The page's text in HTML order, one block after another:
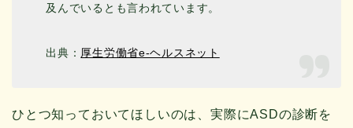
及んでいるとも言われています。
出典： 厚生労働省e-ヘルスネット
ひとつ知っておいてほしいのは、実際にASDの診断を